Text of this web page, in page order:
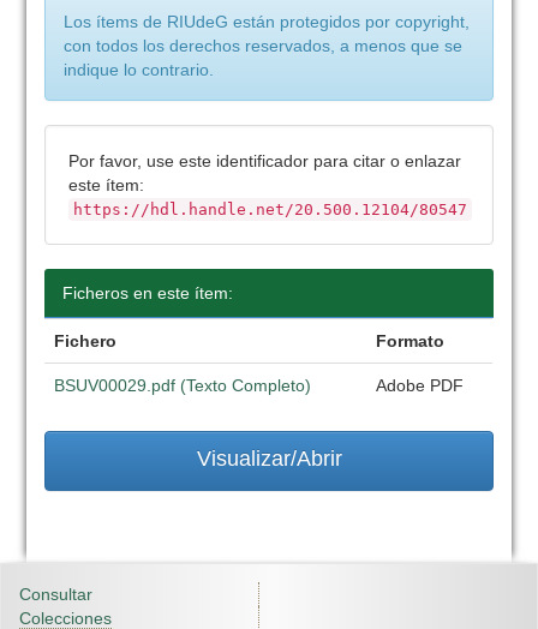
Los ítems de RIUdeG están protegidos por copyright,
con todos los derechos reservados, a menos que se
indique lo contrario.
Por favor, use este identificador para citar o enlazar
este ítem:
https://hdl.handle.net/20.500.12104/80547
Ficheros en este ítem:
Fichero Formato
BSUV00029.pdf (Texto Completo) Adobe PDF
Visualizar/Abrir
Consultar
Colecciones